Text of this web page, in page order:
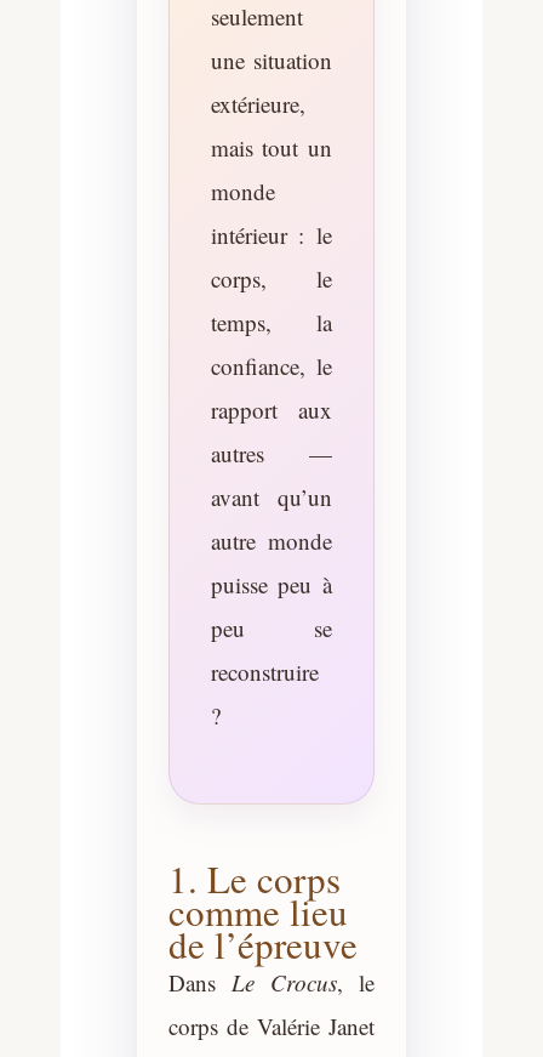
seulement
une situation
extérieure,
mais tout un
monde
intérieur : le
corps, le
temps, la
confiance, le
rapport aux
autres —
avant qu’un
autre monde
puisse peu à
peu se
reconstruire
?
1. Le corps
comme lieu
de l’épreuve
Dans Le Crocus, le
corps de Valérie Janet